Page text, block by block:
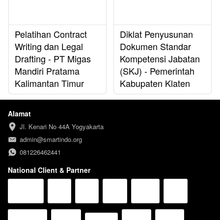
Pelatihan Contract
Writing dan Legal
Drafting - PT Migas
Mandiri Pratama
Kalimantan Timur
Diklat Penyusunan
Dokumen Standar
Kompetensi Jabatan
(SKJ) - Pemerintah
Kabupaten Klaten
Alamat
Jl. Kenari No 44A Yogyakarta
admin@smartindo.org
081226462441
National Client & Partner